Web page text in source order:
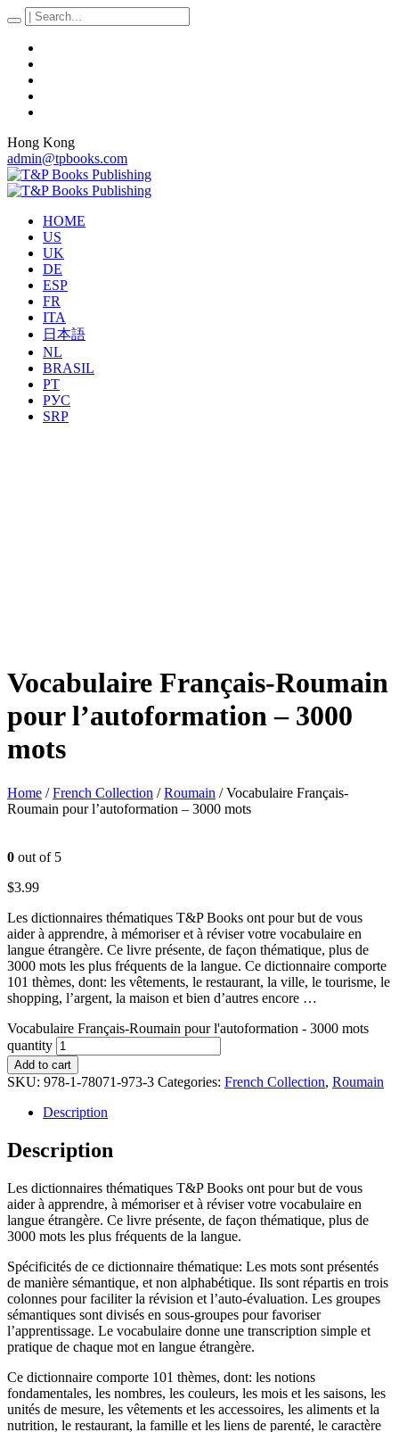
Hong Kong
admin@tpbooks.com
HOME
US
UK
DE
ESP
FR
ITA
日本語
NL
BRASIL
PT
РУС
SRP
Vocabulaire Français-Roumain
pour l’autoformation – 3000
mots
Home /French Collection /Roumain / Vocabulaire Français-
Roumain pour l’autoformation – 3000 mots
0 out of 5
$3.99
Les dictionnaires thématiques T&P Books ont pour but de vous
aider à apprendre, à mémoriser et à réviser votre vocabulaire en
langue étrangère. Ce livre présente, de façon thématique, plus de
3000 mots les plus fréquents de la langue. Ce dictionnaire comporte
101 thèmes, dont: les vêtements, le restaurant, la ville, le tourisme, le
shopping, l’argent, la maison et bien d’autres encore …
Vocabulaire Français-Roumain pour l'autoformation - 3000 mots
quantity
Add to cart
SKU: 978-1-78071-973-3 Categories: French Collection, Roumain
Description
Description
Les dictionnaires thématiques T&P Books ont pour but de vous
aider à apprendre, à mémoriser et à réviser votre vocabulaire en
langue étrangère. Ce livre présente, de façon thématique, plus de
3000 mots les plus fréquents de la langue.
Spécificités de ce dictionnaire thématique: Les mots sont présentés
de manière sémantique, et non alphabétique. Ils sont répartis en trois
colonnes pour faciliter la révision et l’auto-évaluation. Les groupes
sémantiques sont divisés en sous-groupes pour favoriser
l’apprentissage. Le vocabulaire donne une transcription simple et
pratique de chaque mot en langue étrangère.
Ce dictionnaire comporte 101 thèmes, dont: les notions
fondamentales, les nombres, les couleurs, les mois et les saisons, les
unités de mesure, les vêtements et les accessoires, les aliments et la
nutrition, le restaurant, la famille et les liens de parenté, le caractère